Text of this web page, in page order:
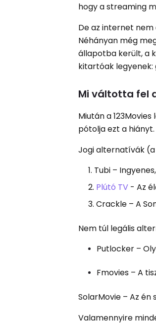
hogy a streaming
De az internet nem
Néhányan még
állapotba került, a
kitartóak
Mi váltotta fel
Miután a
pótolja ezt a
Jogi alternatívák
Tubi –
Plútó TV - Az
Crackle – A
Nem túl legális
Putlocker –
Fmovies – A
SolarMovie – Az
Valamennyire